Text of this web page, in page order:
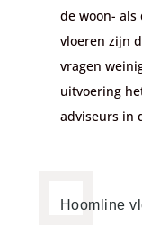
de woon- als
vloeren zijn
vragen
uitvoering
adviseurs in
Hoomline